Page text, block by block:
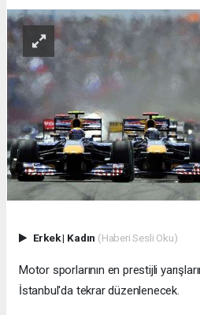
Erkek| Kadın (Haberi Sesli Oku)
Motor sporlarının en prestijli
İstanbul'da tekrar düzenlenecek.